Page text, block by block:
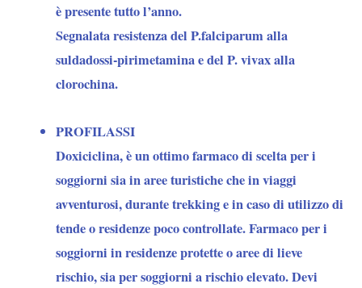
è presente tutto l’anno.
Segnalata resistenza del P.falciparum alla
suldadossi-pirimetamina e del P. vivax alla
clorochina.
PROFILASSI
Doxiciclina, è un ottimo farmaco di scelta per i
soggiorni sia in aree turistiche che in viaggi
avventurosi, durante trekking e in caso di utilizzo di
tende o residenze poco controllate. Farmaco per i
soggiorni in residenze protette o aree di lieve
rischio, sia per soggiorni a rischio elevato. Devi